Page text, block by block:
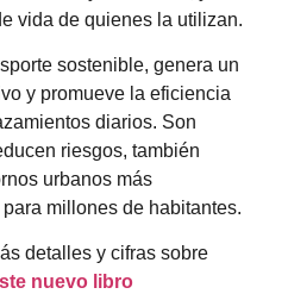
vida de quienes la utilizan.
sostenible, genera un
y promueve la eficiencia
diarios. Son
riesgos, también
urbanos más
millones de habitantes.
detalles y cifras sobre
nuevo libro